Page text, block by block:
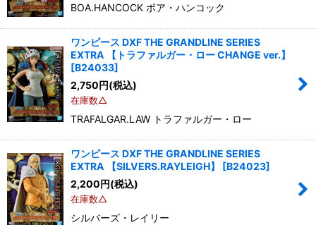
BOA.HANCOCK ボア・ハンコック
ワンピース DXF THE GRANDLINE SERIES
EXTRA 【トラファルガー・ロー CHANGE ver.】
[B24033]
2,750円(税込)
在庫数△
TRAFALGAR.LAW トラファルガー・ロー
ワンピース DXF THE GRANDLINE SERIES
EXTRA 【SILVERS.RAYLEIGH】
[B24023]
2,200円(税込)
在庫数△
シルバーズ・レイリー